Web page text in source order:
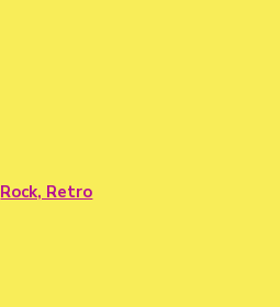
Rock, Retro